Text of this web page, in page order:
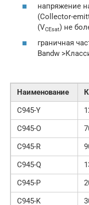
напряжение
(Collector-
(VCEsat) не
граничная
Bandw
Наименование
С945-Y
С945-O
С945-R
С945-Q
С945-P
C945-K